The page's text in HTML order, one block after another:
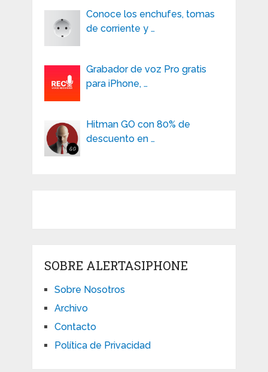
Conoce los enchufes, tomas
de corriente y …
Grabador de voz Pro gratis
para iPhone, …
Hitman GO con 80% de
descuento en …
SOBRE ALERTASIPHONE
Sobre Nosotros
Archivo
Contacto
Política de Privacidad